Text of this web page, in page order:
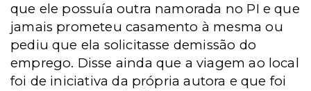
que ele possuía outra namorada no PI e que
jamais prometeu casamento à mesma ou
pediu que ela solicitasse demissão do
emprego. Disse ainda que a viagem ao local
foi de iniciativa da própria autora e que foi